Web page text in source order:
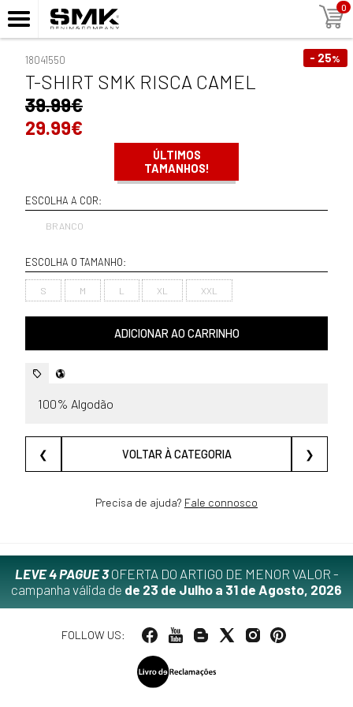
0
- 25%
18041550
T-SHIRT SMK RISCA CAMEL
39.99€
29.99€
ÚLTIMOS
TAMANHOS!
ESCOLHA A COR:
BRANCO
ESCOLHA O TAMANHO:
S M L XL XXL
ADICIONAR AO CARRINHO
100% Algodão
❮ VOLTAR À CATEGORIA ❯
Precisa de ajuda? Fale connosco
LEVE 4 PAGUE 3OFERTA DO ARTIGO DE MENOR VALOR -
campanha válida de de 23 de Julho a 31 de Agosto, 2026
FOLLOW US: